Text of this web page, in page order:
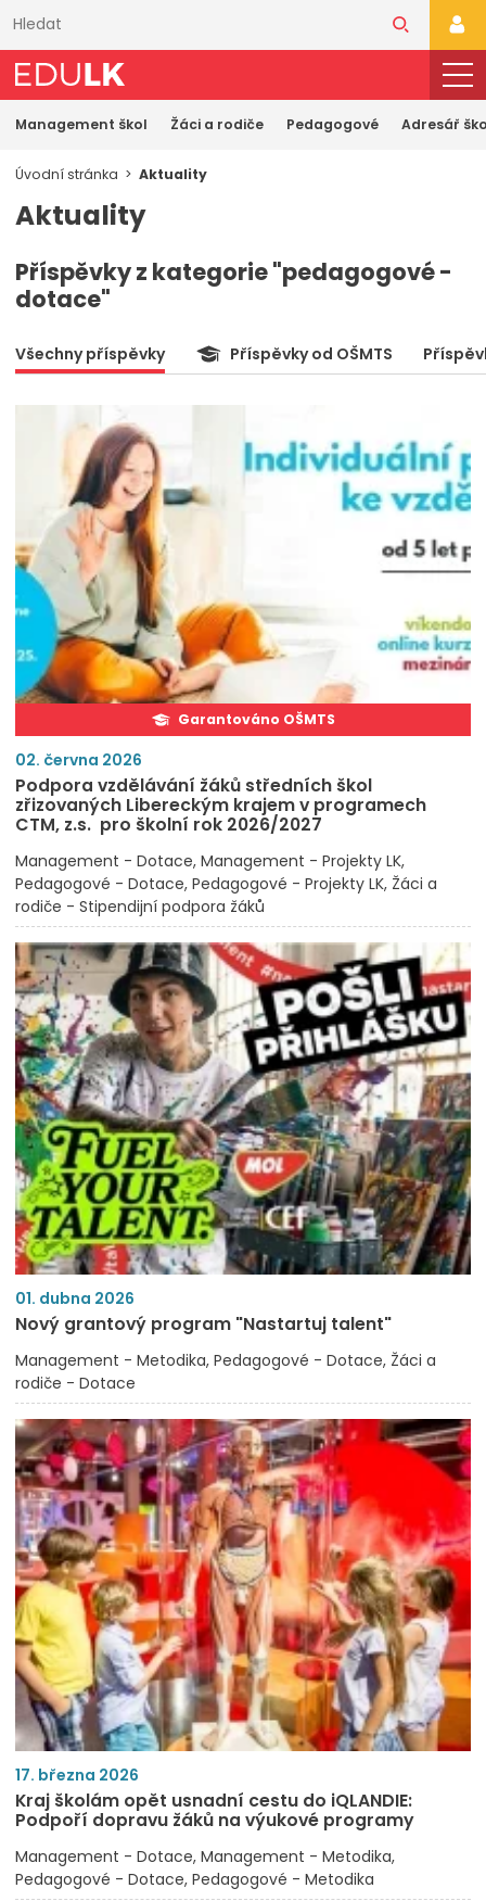
obsahu
Management škol Žáci a rodiče Pedagogové Adresář
Úvodní stránka Aktuality
Aktuality
Příspěvky z kategorie "pedagogové -
dotace"
Všechny příspěvky Příspěvky od OŠMTS
Garantováno OŠMTS
02. června 2026
Podpora vzdělávání žáků středních škol
zřizovaných Libereckým krajem v programech
CTM, z.s. pro školní rok 2026/2027
Management - Dotace Management - Projekty LK
Pedagogové - Dotace Pedagogové - Projekty LK Žáci a
rodiče - Stipendijní podpora žáků
01. dubna 2026
Nový grantový program "Nastartuj talent"
Management - Metodika Pedagogové - Dotace Žáci a
rodiče - Dotace
17. března 2026
Kraj školám opět usnadní cestu do iQLANDIE:
Podpoří dopravu žáků na výukové programy
Management - Dotace Management - Metodika
Pedagogové - Dotace Pedagogové - Metodika